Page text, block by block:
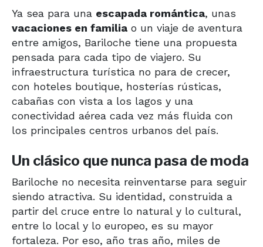
Ya sea para una escapada romántica, unas
vacaciones en familia o un viaje de aventura
entre amigos, Bariloche tiene una propuesta
pensada para cada tipo de viajero. Su
infraestructura turística no para de crecer,
con hoteles boutique, hosterías rústicas,
cabañas con vista a los lagos y una
conectividad aérea cada vez más fluida con
los principales centros urbanos del país.
Un clásico que nunca pasa de moda
Bariloche no necesita reinventarse para seguir
siendo atractiva. Su identidad, construida a
partir del cruce entre lo natural y lo cultural,
entre lo local y lo europeo, es su mayor
fortaleza. Por eso, año tras año, miles de